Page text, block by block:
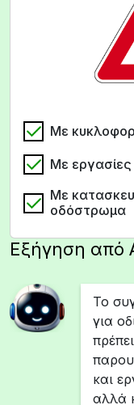
Με
Με
Με
οδόστρωμα
Εξήγηση από
Το
για
και
αλλά